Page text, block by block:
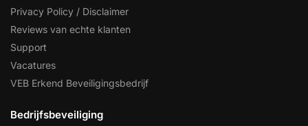
Privacy Policy / Disclaimer
Reviews van echte klanten
Support
Vacatures
VEB Erkend Beveiligingsbedrijf
Bedrijfsbeveiliging